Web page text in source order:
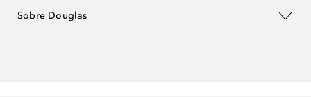
Sobre Douglas